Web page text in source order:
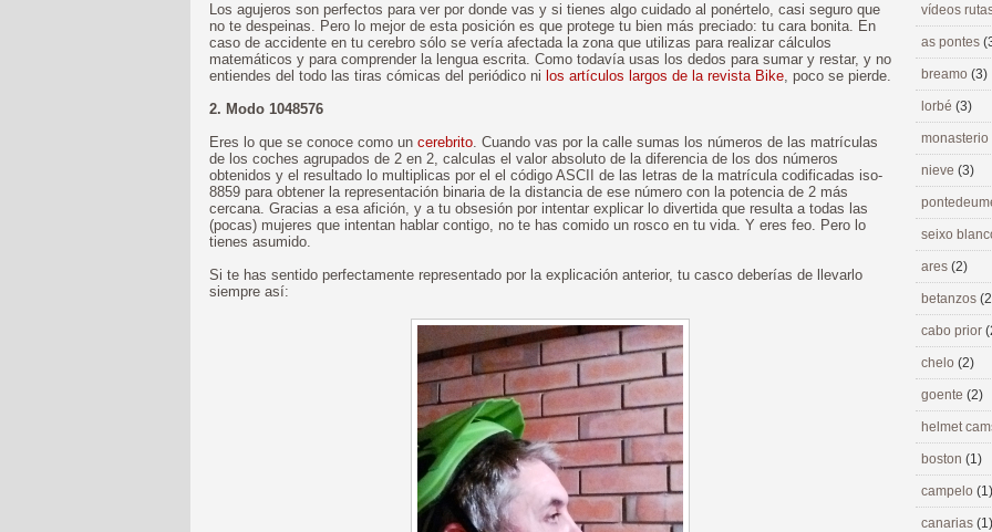
Los agujeros son perfectos para ver por donde vas y si tienes algo cuidado al ponértelo, casi seguro que
no te despeinas. Pero lo mejor de esta posición es que protege tu bien más preciado: tu cara bonita. En
caso de accidente en tu cerebro sólo se vería afectada la zona que utilizas para realizar cálculos
matemáticos y para comprender la lengua escrita. Como todavía usas los dedos para sumar y restar, y no
entiendes del todo las tiras cómicas del periódico ni los artículos largos de la revista Bike, poco se pierde.
2. Modo 1048576
Eres lo que se conoce como un cerebrito. Cuando vas por la calle sumas los números de las matrículas
de los coches agrupados de 2 en 2, calculas el valor absoluto de la diferencia de los dos números
obtenidos y el resultado lo multiplicas por el el código ASCII de las letras de la matrícula codificadas iso-
8859 para obtener la representación binaria de la distancia de ese número con la potencia de 2 más
cercana. Gracias a esa afición, y a tu obsesión por intentar explicar lo divertida que resulta a todas las
(pocas) mujeres que intentan hablar contigo, no te has comido un rosco en tu vida. Y eres feo. Pero lo
tienes asumido.
Si te has sentido perfectamente representado por la explicación anterior, tu casco deberías de llevarlo
siempre así:
vídeos
as pontes
breamo (3)
lorbé (3)
nieve (3)
seixo
ares (2)
betanzos
cabo prior
chelo (2)
goente (2)
helmet
boston (1)
campelo (1)
canarias (1)